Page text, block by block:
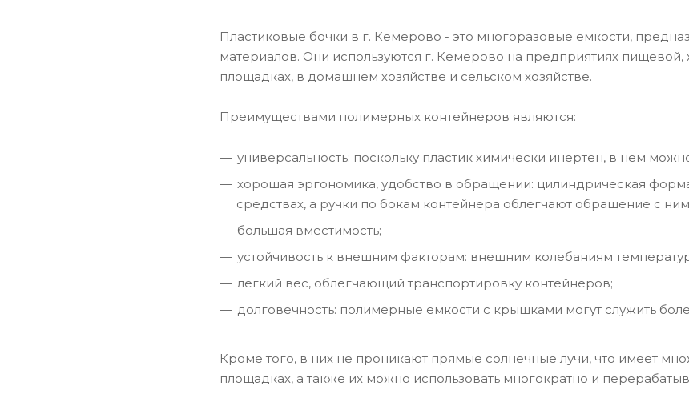
Пластиковые бочки в г. Кемерово - это многоразовые емкости,
материалов. Они используются г. Кемерово на предприятиях
площадках, в домашнем хозяйстве и сельском хозяйстве.
Преимуществами полимерных контейнеров являются:
универсальность: поскольку пластик химически инертен, в нем
хорошая эргономика, удобство в обращении: цилиндрическая
средствах, а ручки по бокам контейнера облегчают обращение с
большая вместимость;
устойчивость к внешним факторам: внешним колебаниям
легкий вес, облегчающий транспортировку контейнеров;
долговечность: полимерные емкости с крышками могут служить
Кроме того, в них не проникают прямые солнечные лучи, что имеет
площадках, а также их можно использовать многократно и